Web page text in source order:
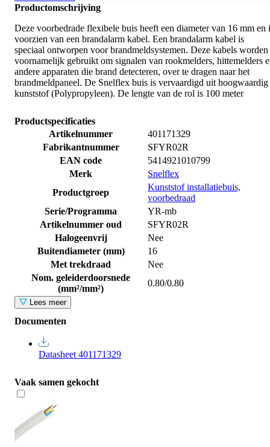
Productomschrijving
Deze voorbedrade flexibele buis heeft een diameter van 16 mm en
voorzien van een brandalarm kabel. Een brandalarm kabel is
speciaal ontworpen voor brandmeldsystemen. Deze kabels worden
voornamelijk gebruikt om signalen van rookmelders, hittemelders
andere apparaten die brand detecteren, over te dragen naar het
brandmeldpaneel. De Snelflex buis is vervaardigd uit hoogwaardig
kunststof (Polypropyleen). De lengte van de rol is 100 meter
Productspecificaties
Artikelnummer
401171329
Fabrikantnummer
SFYR02R
EAN code
5414921010799
Merk
Snelflex
Productgroep
Kunststof installatiebuis,
voorbedraad
Serie/Programma
YR-mb
Artikelnummer oud
SFYR02R
Halogeenvrij
Nee
Buitendiameter (mm)
16
Met trekdraad
Nee
Nom. geleiderdoorsnede
(mm²/mm²)
0.80/0.80
Lees meer
Documenten
Datasheet 401171329
Vaak samen gekocht